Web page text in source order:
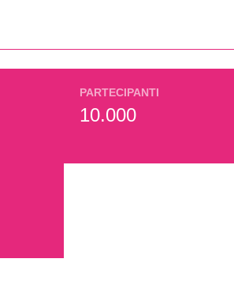
PARTECIPANTI
10.000